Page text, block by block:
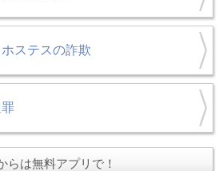
ステスの詐欺
らは無料アプリで！